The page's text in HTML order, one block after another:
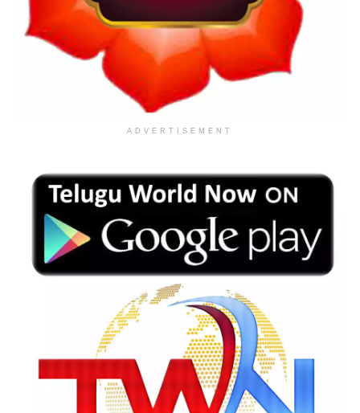
ADVERTISEMENT